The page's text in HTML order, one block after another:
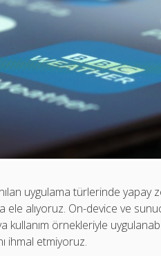
uygulama türlerinde yapay
alıyoruz. On-device ve
kullanım örnekleriyle
ihmal etmiyoruz.